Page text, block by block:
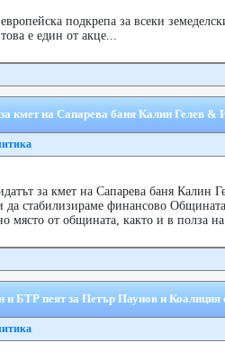
подкрепа за всеки
е един от акце...
кмет на Сапарева баня Калин Гелев &
за кмет на Сапарева баня Калин
да стабилизираме финансово
място от общината, както и в полза
и БТР пеят за Петър Паунов и